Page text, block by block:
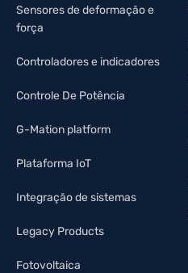
Sensores de deformação e
força
Controladores e indicadores
Controle De Potência
G-Mation platform
Plataforma IoT
Integração de sistemas
Legacy Products
Fotovoltaica